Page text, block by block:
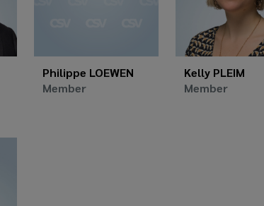
Philippe LOEWEN
Member
Kelly PLEIM
Member